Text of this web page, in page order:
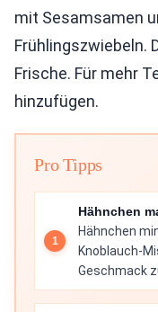
mit Sesamsamen
Frühlingszwiebeln.
Frische. Für mehr
hinzufügen.
Pro Tipps
Hähnchen
Hähnchen
Knoblauch-
Geschmack